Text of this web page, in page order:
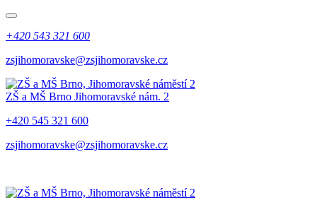
+420 543 321 600
zsjihomoravske@zsjihomoravske.cz
ZŠ a MŠ Brno Jihomoravské nám. 2
+420 545 321 600
zsjihomoravske@zsjihomoravske.cz